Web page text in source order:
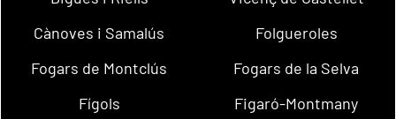
Cànoves i Samalús
Folgueroles
Fogars de Montclús
Fogars de la Selva
Fígols
Figaró-Montmany